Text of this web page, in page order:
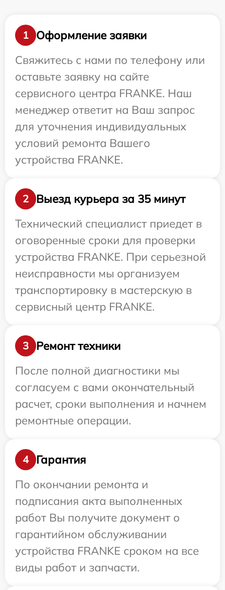
1
Оформление заявки
Свяжитесь с нами по телефону или
оставьте заявку на сайте
сервисного центра FRANKE. Наш
менеджер ответит на Ваш запрос
для уточнения индивидуальных
условий ремонта Вашего
устройства FRANKE.
2
Выезд курьера за 35 минут
Технический специалист приедет в
оговоренные сроки для проверки
устройства FRANKE. При серьезной
неисправности мы организуем
транспортировку в мастерскую в
сервисный центр FRANKE.
3
Ремонт техники
После полной диагностики мы
согласуем с вами окончательный
расчет, сроки выполнения и начнем
ремонтные операции.
4
Гарантия
По окончании ремонта и
подписания акта выполненных
работ Вы получите документ о
гарантийном обслуживании
устройства FRANKE сроком на все
виды работ и запчасти.